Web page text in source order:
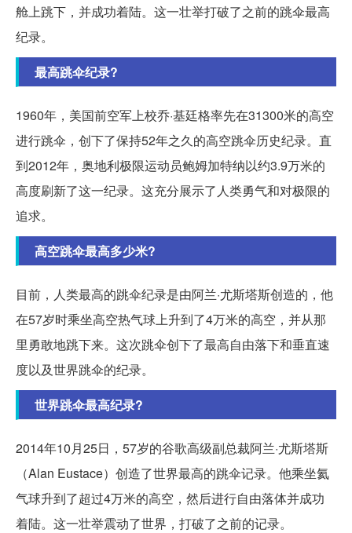
舱上跳下，并成功着陆。这一壮举打破了之前的跳伞最高
纪录。
最高跳伞纪录?
1960年，美国前空军上校乔·基廷格率先在31300米的高空
进行跳伞，创下了保持52年之久的高空跳伞历史纪录。直
到2012年，奥地利极限运动员鲍姆加特纳以约3.9万米的
高度刷新了这一纪录。这充分展示了人类勇气和对极限的
追求。
高空跳伞最高多少米?
目前，人类最高的跳伞纪录是由阿兰·尤斯塔斯创造的，他
在57岁时乘坐高空热气球上升到了4万米的高空，并从那
里勇敢地跳下来。这次跳伞创下了最高自由落下和垂直速
度以及世界跳伞的纪录。
世界跳伞最高纪录?
2014年10月25日，57岁的谷歌高级副总裁阿兰·尤斯塔斯
（Alan Eustace）创造了世界最高的跳伞记录。他乘坐氦
气球升到了超过4万米的高空，然后进行自由落体并成功
着陆。这一壮举震动了世界，打破了之前的记录。